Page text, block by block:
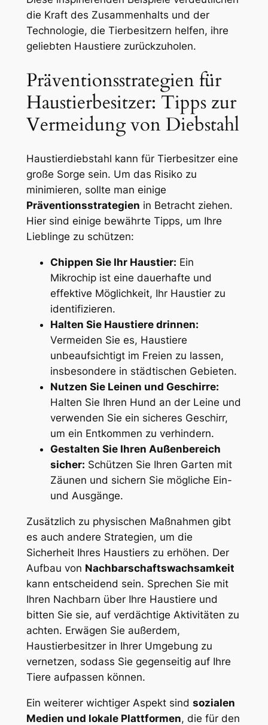
die Kraft​ des⁤ Zusammenhalts und der
Technologie, die Tierbesitzern helfen, ihre
geliebten Haustiere zurückzuholen.
Präventionsstrategien für
Haustierbesitzer: Tipps ‌zur
Vermeidung von Diebstahl
Haustierdiebstahl kann ‍für⁣ Tierbesitzer ⁣eine
große Sorge sein. Um⁤ das⁤ Risiko zu
minimieren, sollte man einige​
Präventionsstrategien in Betracht ziehen.
‌Hier sind einige bewährte⁣ Tipps, um Ihre
Lieblinge zu schützen:
Chippen Sie Ihr Haustier: Ein
Mikrochip ist eine dauerhafte und
effektive Möglichkeit, Ihr Haustier⁢ zu‌
identifizieren.
Halten Sie Haustiere drinnen:
Vermeiden Sie es, Haustiere
⁣unbeaufsichtigt im Freien zu lassen,
insbesondere in städtischen Gebieten.
Nutzen Sie Leinen und Geschirre:
Halten Sie Ihren Hund​ an der Leine und
verwenden‍ Sie ⁤ein⁢ sicheres‌ Geschirr,
um ein Entkommen zu verhindern.
Gestalten Sie Ihren Außenbereich⁣
sicher: Schützen Sie Ihren Garten mit
Zäunen und ⁣sichern Sie mögliche Ein-
und Ausgänge.
Zusätzlich ⁢zu physischen Maßnahmen gibt
es ⁤auch ‍andere Strategien, um die
Sicherheit Ihres Haustiers zu erhöhen. Der
Aufbau von Nachbarschaftswachsamkeit
kann⁣ entscheidend sein.‌ Sprechen Sie mit
Ihren Nachbarn ​über Ihre Haustiere und
bitten Sie sie, auf verdächtige Aktivitäten zu
achten. Erwägen Sie außerdem,
‍Haustierbesitzer ⁢in ⁢Ihrer Umgebung ⁣zu
vernetzen, sodass Sie gegenseitig⁣ auf Ihre
Tiere⁢ aufpassen ‌können.
Ein ⁣weiterer wichtiger Aspekt sind sozialen
Medien und lokale ⁢Plattformen, die für den